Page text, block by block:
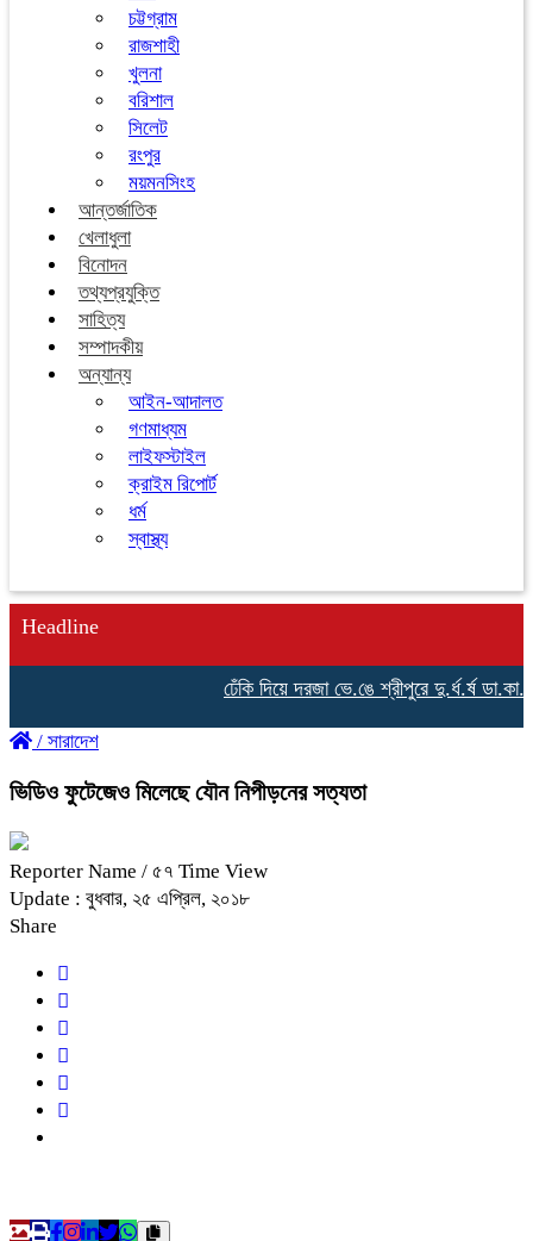
চট্টগ্রাম
রাজশাহী
খুলনা
বরিশাল
সিলেট
রংপুর
ময়মনসিংহ
আন্তর্জাতিক
খেলাধুলা
বিনোদন
তথ্যপ্রযুক্তি
সাহিত্য
সম্পাদকীয়
অন্যান্য
আইন-আদালত
গণমাধ্যম
লাইফস্টাইল
ক্রাইম রিপোর্ট
ধর্ম
স্বাস্থ্য
Headline
ঢেঁকি দিয়ে দরজা ভে.ঙে শ্রীপুরে দু.র্ধ.র্ষ
/ সারাদেশ
ভিডিও ফুটেজেও মিলেছে যৌন নিপীড়নের সত্যতা
Reporter Name / ৫৭ Time View
Update : বুধবার, ২৫ এপ্রিল, ২০১৮
Share